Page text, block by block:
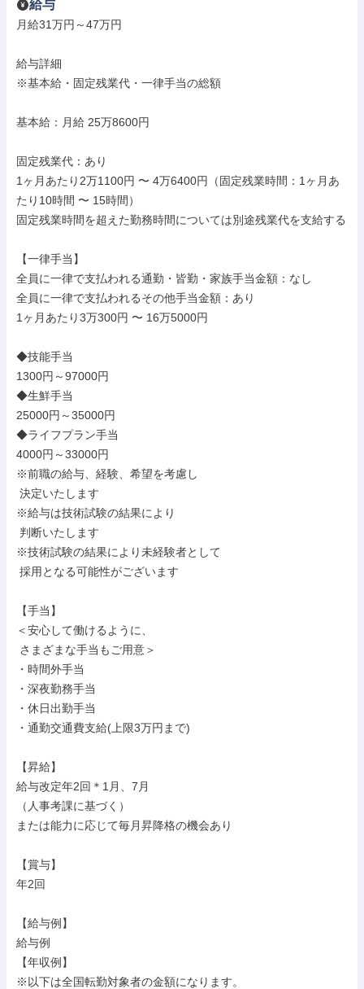
給与
月給31万円～47万円
給与詳細
※基本給・固定残業代・一律手当の総額
基本給：月給 25万8600円
固定残業代：あり
1ヶ月あたり2万1100円 〜 4万6400円（固定残業時間：1ヶ月あ
たり10時間 〜 15時間）
固定残業時間を超えた勤務時間については別途残業代を支給する
【一律手当】
全員に一律で支払われる通勤・皆勤・家族手当金額：なし
全員に一律で支払われるその他手当金額：あり
1ヶ月あたり3万300円 〜 16万5000円
◆技能手当
1300円～97000円
◆生鮮手当
25000円～35000円
◆ライフプラン手当
4000円～33000円
※前職の給与、経験、希望を考慮し
※給与は技術試験の結果により
※技術試験の結果により未経験者として
【手当】
＜安心して働けるように、
・時間外手当
・深夜勤務手当
・休日出勤手当
・通勤交通費支給(上限3万円まで)
【昇給】
給与改定年2回＊1月、7月
（人事考課に基づく）
または能力に応じて毎月昇降格の機会あり
【賞与】
年2回
【給与例】
給与例
【年収例】
※以下は全国転勤対象者の金額になります。